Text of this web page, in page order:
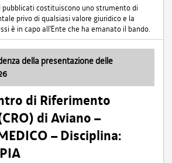
pubblicati costituiscono uno strumento di
privo di qualsiasi valore giuridico e la
è in capo all'Ente che ha emanato il bando.
della presentazione delle
di Riferimento
di Aviano –
– Disciplina: